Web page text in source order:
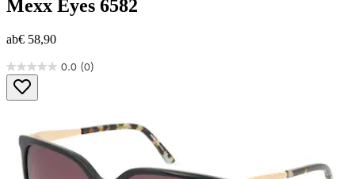
Mexx Eyes 6582
ab€ 58,90
0.0 (0)
0.0
von
5